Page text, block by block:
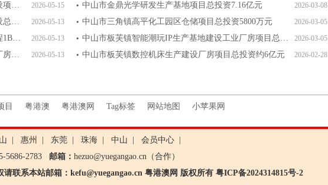
2026-05-15
珠海市斗门区莲洲镇综合医养服务中心建设项目总投资 9827.
2026-05-13
珠海市香洲区原行政服务中心地块项目建设总投资 181168万
2026-05-13
珠海市富山工业园高端印刷线路板二期工程1B号生产厂房项目总投
2026-05-13
珠海市金湾区三灶镇某公司生产基地新建厂房项目总投资20000
2026-03-08
中山市金鼎光学研发生产基地项目总投资7.16亿元
2026-03-05
中山市三角镇高平化工园区仓储项目总投资5800万元
2026-03-05
中山市板芙镇智能潮玩IP生产基地建设工业厂房项目总投资2.1
2026-02-28
中山市板芙镇数控机床生产建设厂房项目总投资约6亿元
目 粤港澳 粤港澳网 Tag标签 网站地图 小苹果网
惠州 东莞 珠海 中山 会员中心
5686-2783 邮箱： hezuo@yuegangao.cn（合作）
联系本站邮箱：kefu@yuegangao.cn 粤港澳网 版权所有 粤ICP备2024314815号-2